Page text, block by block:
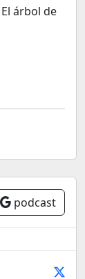
podcast